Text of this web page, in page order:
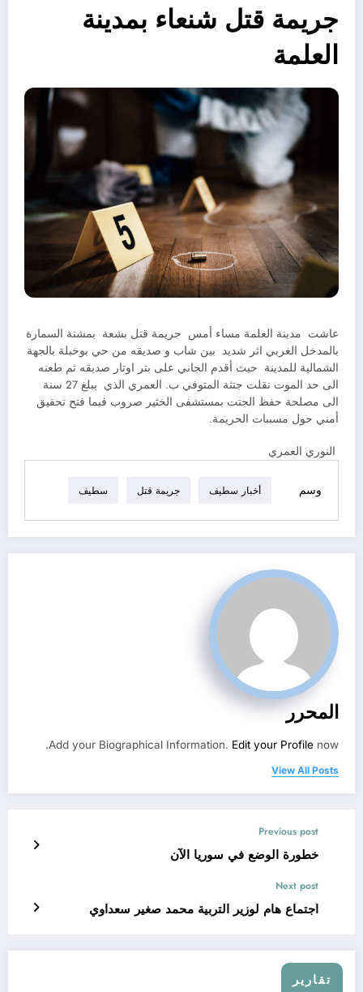
جريمة قتل شنعاء بمدينة
العلمة
عاشت مدينة العلمة مساء أمس جريمة قتل بشعة بمشتة السمارة
بالمدخل الغربي اثر شديد بين شاب و صديقه من حي بوخبلة بالجهة
الشمالية للمدينة حيث أقدم الجاني على بتر اوتار صديقه ثم طعنه
الى حد الموت نقلت جتثة المتوفي ب. العمري الذي يبلغ 27 سنة
الى مصلحة حفظ الجتت بمستشفى الخثير صروب فبما فتح تحقيق
أمني حول مسببات الحريمة.
النوري العمري
وسم أخبار سطيف جريمة قتل سطيف
المحرر
Add your Biographical Information. Edit your Profile now.
View All Posts
Previous post
خطورة الوضع في سوريا الآن
Next post
اجتماع هام لوزير التربية محمد صغير سعداوي
تقارير